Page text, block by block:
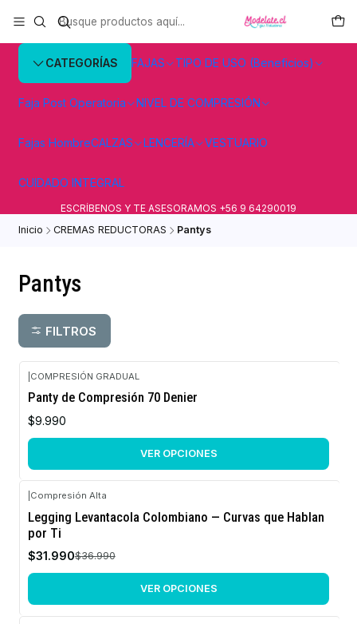
CATEGORÍAS FAJAS TIPO DE USO (Beneficios)
Faja Post Operatoria NIVEL DE COMPRESIÓN
Fajas HombreCALZAS LENCERÍA VESTUARIO
CUIDADO INTEGRAL
ESCRÍBENOS Y TE ASESORAMOS +56 9 64290019
Inicio
CREMAS REDUCTORAS Pantys
Pantys
FILTROS
COMPRESIÓN GRADUAL
Panty de Compresión 70 Denier
$9.990
VER OPCIONES
-14%
OFF
Compresión Alta
Legging Levantacola Colombiano — Curvas que Hablan
por Ti
$31.990$36.990
VER OPCIONES